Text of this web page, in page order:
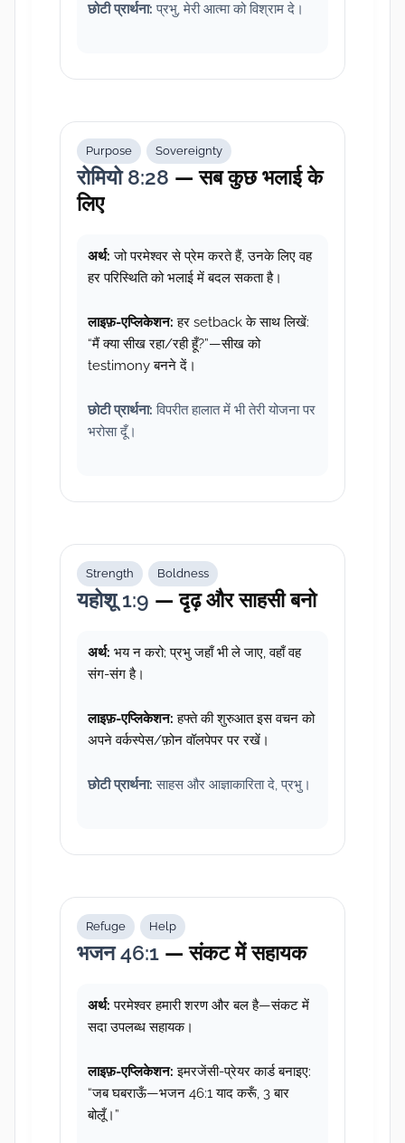
छोटी प्रार्थना: प्रभु, मेरी आत्मा को विश्राम दे।
Purpose Sovereignty
रोमियो 8:28 — सब कुछ भलाई के
लिए
अर्थ: जो परमेश्वर से प्रेम करते हैं, उनके लिए वह
हर परिस्थिति को भलाई में बदल सकता है।
लाइफ़-एप्लिकेशन: हर setback के साथ लिखें:
“मैं क्या सीख रहा/रही हूँ?”—सीख को
testimony बनने दें।
छोटी प्रार्थना: विपरीत हालात में भी तेरी योजना पर
भरोसा दूँ।
Strength Boldness
यहोशू 1:9 — दृढ़ और साहसी बनो
अर्थ: भय न करो; प्रभु जहाँ भी ले जाए, वहाँ वह
संग-संग है।
लाइफ़-एप्लिकेशन: हफ्ते की शुरुआत इस वचन को
अपने वर्कस्पेस/फ़ोन वॉलपेपर पर रखें।
छोटी प्रार्थना: साहस और आज्ञाकारिता दे, प्रभु।
Refuge Help
भजन 46:1 — संकट में सहायक
अर्थ: परमेश्वर हमारी शरण और बल है—संकट में
सदा उपलब्ध सहायक।
लाइफ़-एप्लिकेशन: इमरजेंसी-प्रेयर कार्ड बनाइए:
“जब घबराऊँ—भजन 46:1 याद करूँ, 3 बार
बोलूँ।”